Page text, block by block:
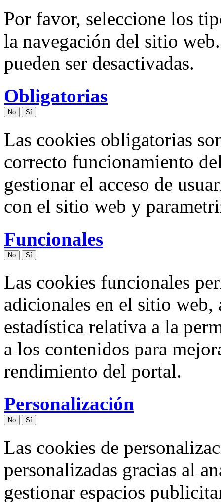
Por favor, seleccione los
la navegación del sitio
pueden ser desactivadas.
Obligatorias
No Sí
Las cookies obligatorias
correcto funcionamiento
gestionar el acceso de
con el sitio web y
Funcionales
No Sí
Las cookies funcionales
adicionales en el sitio
estadística relativa a la
a los contenidos para
rendimiento del portal.
Personalización
No Sí
Las cookies de
personalizadas gracias al
gestionar espacios